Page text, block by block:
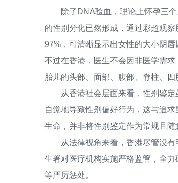
除了DNA验血，理论上怀孕三个
的性别分化已然形成，通过彩超观
97%，可清晰显示出女性的大小阴唇
不过在香港，医生不会因非医学需
胎儿的头部、面部、腹部、脊柱、
从香港社会层面来看，性别鉴定
自觉地导致性别偏好行为，这与追
生命，并非将性别鉴定作为常规且随
从法律视角来看，香港尽管没有
生署对医疗机构实施严格监管，全
等严厉惩处。